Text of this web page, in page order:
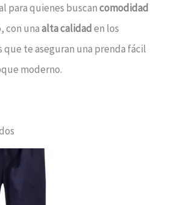
para quienes buscancomodidad
con unaalta calidaden los
te aseguran una prenda fácil
moderno.